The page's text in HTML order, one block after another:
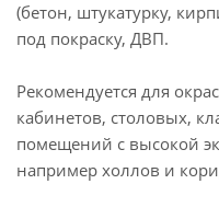
(бетон, штукатурку,
под покраску, ДВП.
Рекомендуется для
кабинетов, столовых,
помещений с высокой
например холлов и